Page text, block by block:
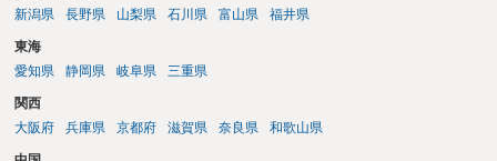
新潟県
長野県 山梨県 石川県 富山県 福井県
東海
愛知県
静岡県 岐阜県 三重県
関西
大阪府
兵庫県 京都府 滋賀県 奈良県 和歌山県